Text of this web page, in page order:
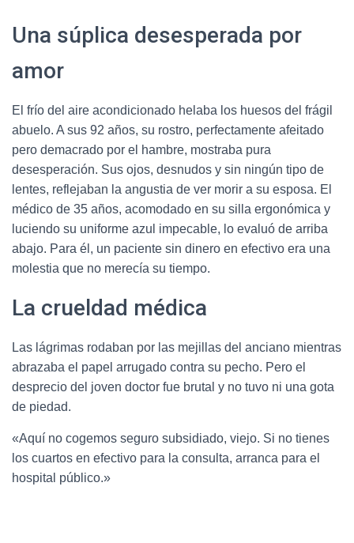
Una súplica desesperada por
amor
El frío del aire acondicionado helaba los huesos del frágil
abuelo. A sus 92 años, su rostro, perfectamente afeitado
pero demacrado por el hambre, mostraba pura
desesperación. Sus ojos, desnudos y sin ningún tipo de
lentes, reflejaban la angustia de ver morir a su esposa. El
médico de 35 años, acomodado en su silla ergonómica y
luciendo su uniforme azul impecable, lo evaluó de arriba
abajo. Para él, un paciente sin dinero en efectivo era una
molestia que no merecía su tiempo.
La crueldad médica
Las lágrimas rodaban por las mejillas del anciano mientras
abrazaba el papel arrugado contra su pecho. Pero el
desprecio del joven doctor fue brutal y no tuvo ni una gota
de piedad.
«Aquí no cogemos seguro subsidiado, viejo. Si no tienes
los cuartos en efectivo para la consulta, arranca para el
hospital público.»